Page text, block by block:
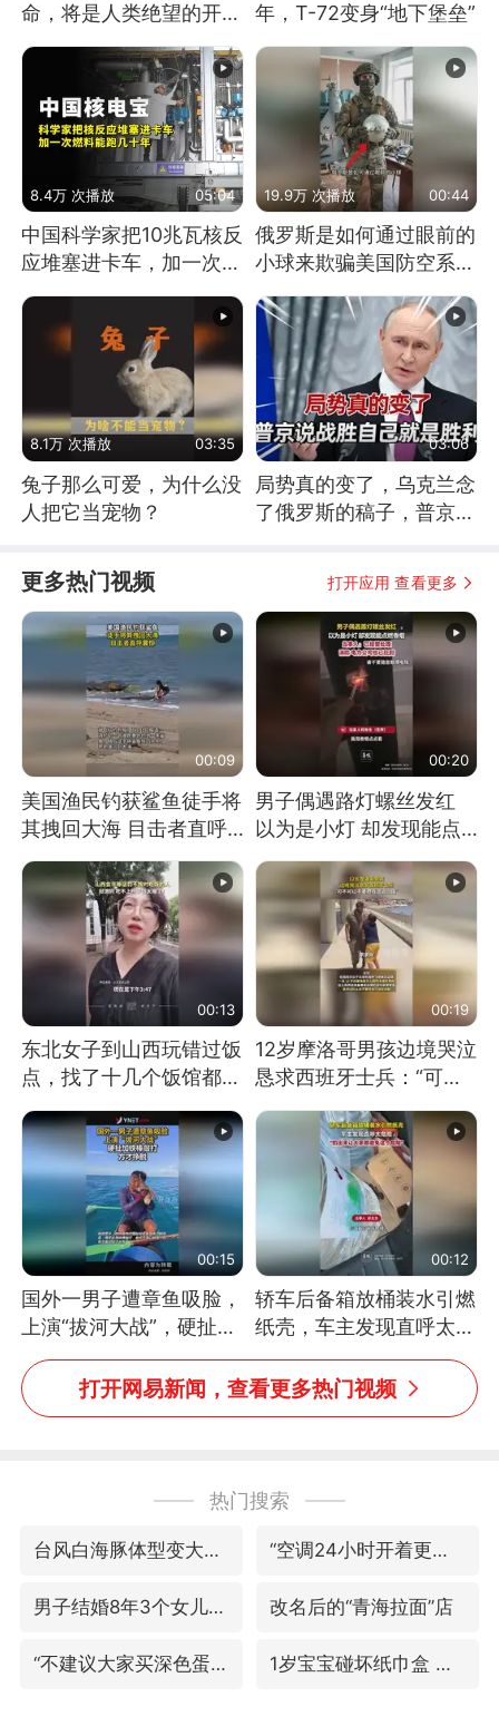
命，将是人类绝望的开
始？
年，T-72变身“地下堡垒”
8.4万 次播放 05:04
中国科学家把10兆瓦核反
应堆塞进卡车，加一次燃
19.9万 次播放 00:44
俄罗斯是如何通过眼前的
小球来欺骗美国防空系统
8.1万 次播放 03:35
兔子那么可爱，为什么没
人把它当宠物？
03:06
局势真的变了，乌克兰念
了俄罗斯的稿子，普京说
更多热门视频 打开应用 查看更多
00:09
美国渔民钓获鲨鱼徒手将
其拽回大海 目击者直呼
震惊 （视频来源：参考
消息）
00:20
男子偶遇路灯螺丝发红
以为是小灯 却发现能点
燃香烟 当事人：已报警
处理
00:13
东北女子到山西玩错过饭
点，找了十几个饭馆都没
开门：午休到几点
00:19
12岁摩洛哥男孩边境哭泣
恳求西班牙士兵：“可不
可以不要把我遣返回国”
00:15
国外一男子遭章鱼吸脸，
上演“拔河大战”，硬扯加
铁棒敲打方才挣脱
00:12
轿车后备箱放桶装水引燃
纸壳，车主发现直呼太危
险，“拍出来让大家都避
免这个危险”
打开网易新闻，查看更多热门视频
热门搜索
台风白海豚体型变大近似13个浙江面积 “空调24小时开着更省电”不实
男子结婚8年3个女儿均非亲生 改名后的“青海拉面”店
“不建议大家买深色蛋糕” 1岁宝宝碰坏纸巾盒 宝妈被索赔924元